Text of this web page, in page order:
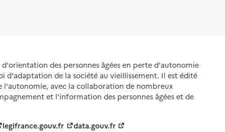
des personnes âgées en perte d'autonomie
d'adaptation de la société au vieillissement. Il est édité
l'autonomie, avec la collaboration de nombreux
et l'information des personnes âgées et de
legifrance.gouv.fr data.gouv.fr